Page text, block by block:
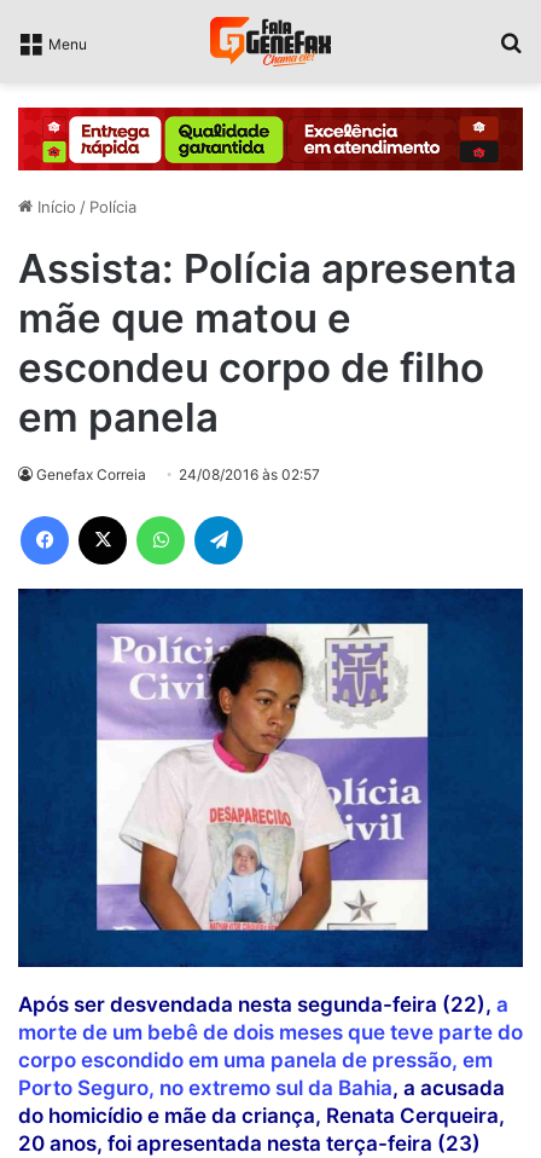
Menu
Início / Polícia
Assista: Polícia apresenta
mãe que matou e
escondeu corpo de filho
em panela
Genefax Correia 24/08/2016 às 02:57
Facebook WhatsApp
Após ser desvendada nesta segunda-feira (22), a
morte de um bebê de dois meses que teve parte do
corpo escondido em uma panela de pressão, em
Porto Seguro, no extremo sul da Bahia, a acusada
do homicídio e mãe da criança, Renata Cerqueira,
20 anos, foi apresentada nesta terça-feira (23)